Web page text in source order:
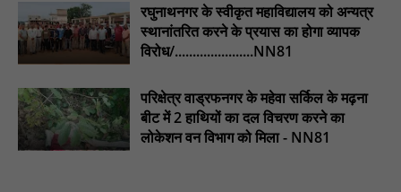
रघुनाथनगर के स्वीकृत महाविद्यालय को अन्यत्र
स्थानांतरित करने के प्रयास का होगा व्यापक
विरोध/......................NN81
परिक्षेत्र वाड्रफनगर के महेवा सर्किल के मढ़ना
बीट में 2 हाथियों का दल विचरण करने का
लोकेशन वन विभाग को मिला - NN81